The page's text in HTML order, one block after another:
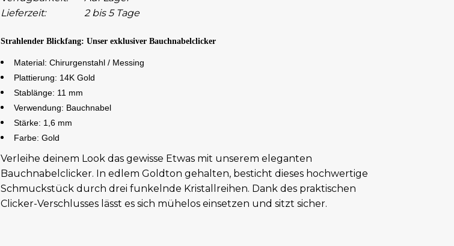
Lieferzeit:
2 bis 5 Tage
Strahlender Blickfang: Unser exklusiver Bauchnabelclicker
Material: Chirurgenstahl / Messing
Plattierung: 14K Gold
Stablänge: 11 mm
Verwendung: Bauchnabel
Stärke: 1,6 mm
Farbe: Gold
Verleihe deinem Look das gewisse Etwas mit unserem eleganten
Bauchnabelclicker. In edlem Goldton gehalten, besticht dieses hochwertige
Schmuckstück durch drei funkelnde Kristallreihen. Dank des praktischen
Clicker-Verschlusses lässt es sich mühelos einsetzen und sitzt sicher.